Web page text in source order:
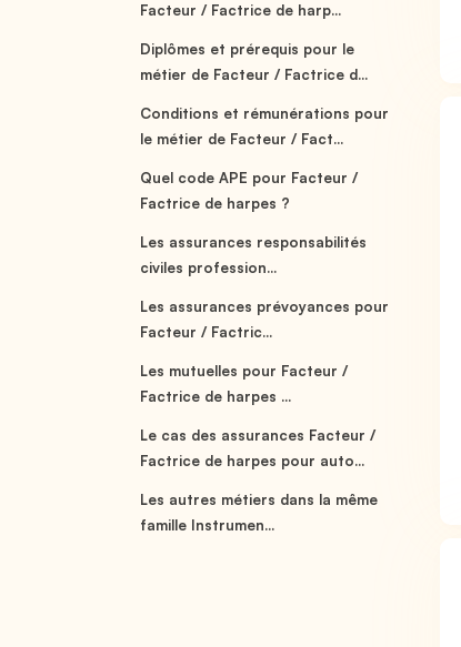
Facteur / Factrice de harp...
Diplômes et prérequis pour le
métier de Facteur / Factrice d...
Conditions et rémunérations pour
le métier de Facteur / Fact...
Quel code APE pour Facteur /
Factrice de harpes ?
Les assurances responsabilités
civiles profession...
Les assurances prévoyances pour
Facteur / Factric...
Les mutuelles pour Facteur /
Factrice de harpes ...
Le cas des assurances Facteur /
Factrice de harpes pour auto...
Les autres métiers dans la même
famille Instrumen...